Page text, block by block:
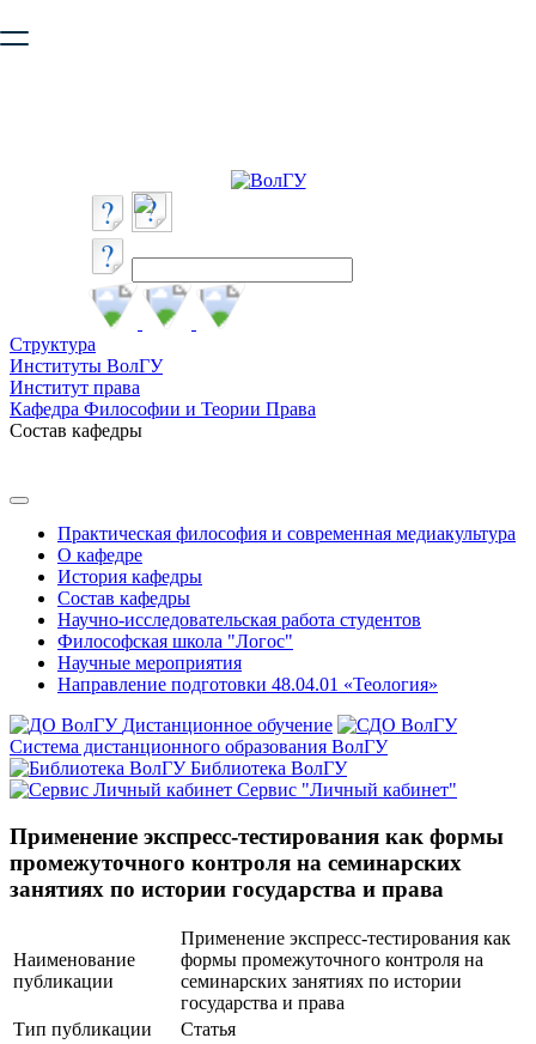
безопасную работу с сайтом. Пожалуйста
Структура
Институты ВолГУ
Институт права
Кафедра Философии и Теории Права
Состав кафедры
Практическая философия и современная медиакультура
О кафедре
История кафедры
Состав кафедры
Научно-исследовательская работа студентов
Философская школа "Логос"
Научные мероприятия
Направление подготовки 48.04.01 «Теология»
Дистанционное обучение
Система дистанционного образования ВолГУ
Библиотека ВолГУ
Сервис "Личный кабинет"
Применение экспресс-тестирования как формы
промежуточного контроля на семинарских
занятиях по истории государства и права
Наименование
публикации
Применение экспресс-тестирования как
формы промежуточного контроля на
семинарских занятиях по истории
государства и права
Тип публикации
Статья